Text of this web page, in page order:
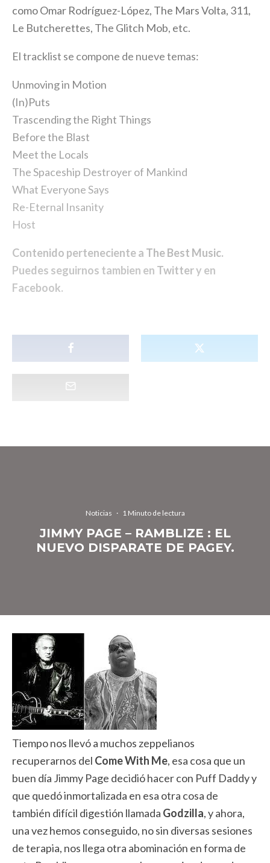
como Omar Rodríguez-López, The Mars Volta, 311,
Le Butcherettes, The Glitch Mob, etc.
El tracklist se compone de nueve temas:
Unmoving in Motion
(In)Puts
Trascending the Right Things
Before the Blast
Meet the Locals
The Spaceship Destroyer of Mankind
What Everyone Says
Re-Eternal Insanity
Host
Contenido perteneciente a The Best Music.
Puedes seguirnos tambien en Twittery en
Facebook.
Noticias · 1 Minuto de lectura
JIMMY PAGE – RAMBLIZE : EL
NUEVO DISPARATE DE PAGEY.
Tiempo nos llevó a muchos zeppelianos
recuperarnos del Come With Me, esa cosa que un
buen día Jimmy Page decidió hacer con Puff Daddy y
que quedó inmortalizada en esa otra cosa de
también difícil digestión llamada Godzilla, y ahora,
una vez hemos conseguido, no sin diversas sesiones
de terapia, nos llega otra abominación en forma de